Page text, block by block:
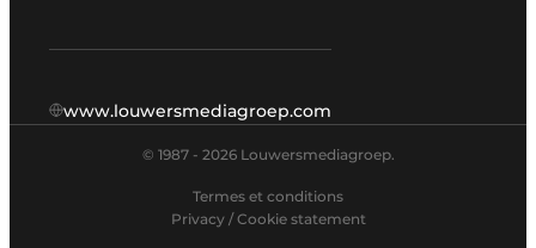
www.louwersmediagroep.com
© 1987 - 2026 Louwersmediagroep.
Termes et conditions
Privacy / Cookie statement